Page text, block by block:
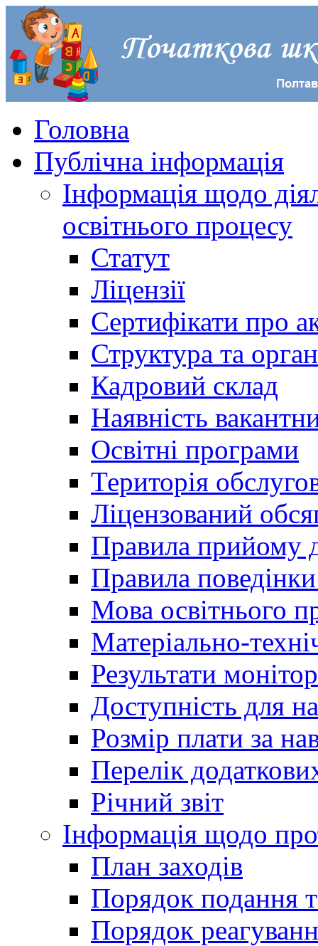
Головна
Публічна інформація
Інформація щодо
освітнього процесу
Статут
Ліцензії
Сертифікати про
Структура та
Кадровий склад
Наявність
Освітні програми
Територія
Ліцензований
Правила прийому
Правила
Мова освітнього
Матеріально-
Результати
Доступність для
Розмір плати за
Перелік
Річний звіт
Інформація щодо
План заходів
Порядок подання
Порядок